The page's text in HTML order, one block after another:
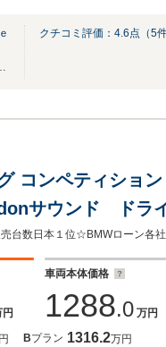
Premium Selection水戸☆
クチコミ評価： 4.6点（5
コンペティショ
サウンド ドラ
ザーシート ワイ
電動テールゲー
車両本体価格
1288.0 万円
Bプラン 1316.2万円